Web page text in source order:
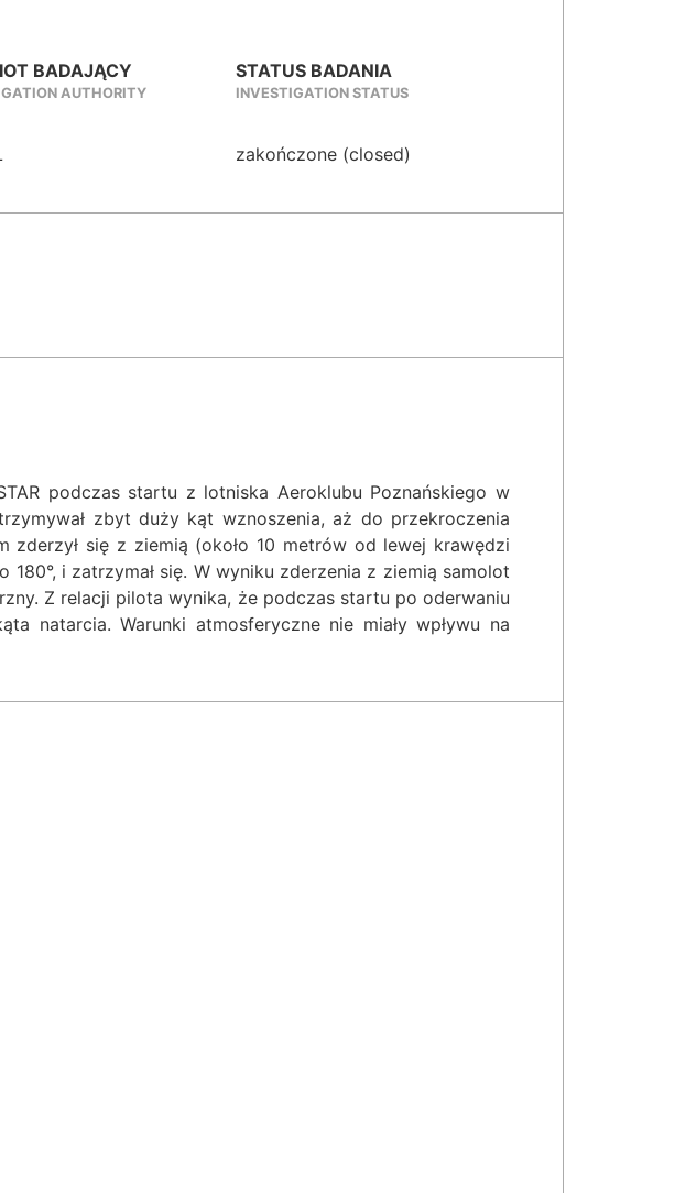
BADAJĄCY
AUTHORITY
STATUS BADANIA
INVESTIGATION STATUS
zakończone (closed)
podczas startu z lotniska Aeroklubu Poznańskiego w
zbyt duży kąt wznoszenia, aż do przekroczenia
zderzył się z ziemią (około 10 metrów od lewej krawędzi
i zatrzymał się. W wyniku zderzenia z ziemią samolot
Z relacji pilota wynika, że podczas startu po oderwaniu
natarcia. Warunki atmosferyczne nie miały wpływu na